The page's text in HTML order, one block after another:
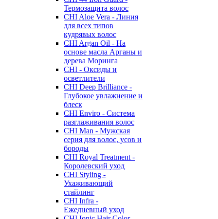
Термозащита волос
CHI Aloe Vera - Линия
для всех типов
кудрявых волос
CHI Argan Oil - На
основе масла Арганы и
дерева Моринга
CHI - Оксиды и
осветлители
CHI Deep Brilliance -
Глубокое увлажнение и
блеск
CHI Enviro - Система
разглаживания волос
CHI Man - Мужская
серия для волос, усов и
бороды
CHI Royal Treatment -
Королевский уход
CHI Styling -
Ухаживающий
стайлинг
CHI Infra -
Ежедневный уход